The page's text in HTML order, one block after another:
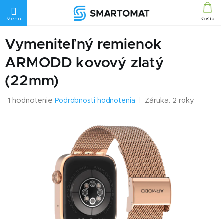
Vymeniteľný remienok
ARMODD kovový zlatý
(22mm)
Priemerné
1 hodnotenie Podrobnosti hodnotenia Záruka: 2 roky